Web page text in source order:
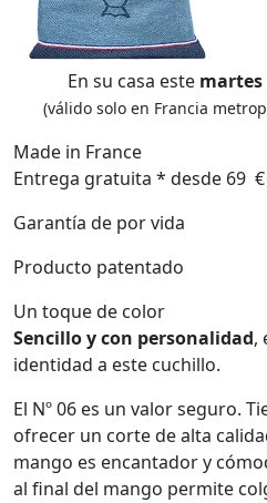
En su casa este martes
(válido solo en Francia
Made in France
Entrega gratuita * desde 69 €
Garantía de por vida
Producto patentado
Un toque de color
Sencillo y con personalidad,
identidad a este cuchillo.
El Nº 06 es un valor seguro.
ofrecer un corte de alta
mango es encantador y
al final del mango permite